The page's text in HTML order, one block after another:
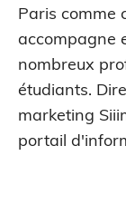
Paris comme
accompagne
nombreux
étudiants.
marketing
portail